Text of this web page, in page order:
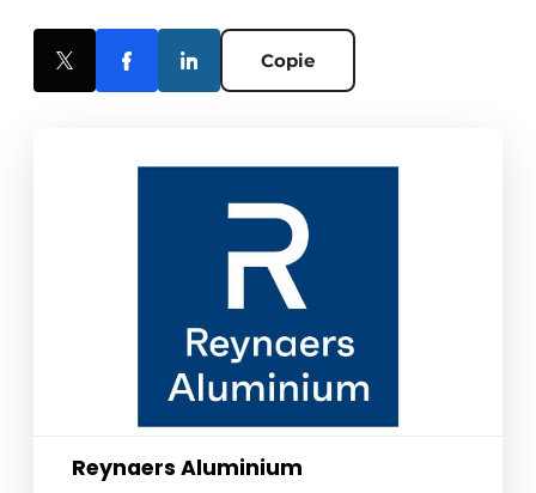
Copie
Reynaers Aluminium